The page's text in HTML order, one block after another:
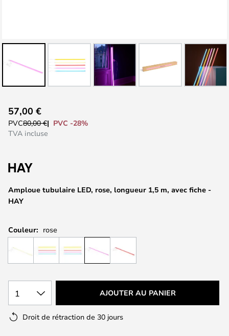
to
the
the
gallery
Amploue tubulaire LED, rose, longueur 1,5 m, avec fiche -
HAY
57,00 €
PVC80,00 €
PVC -28%
TVA incluse
Couleur: rose
1 AJOUTER AU PANIER
Droit de rétraction de 30 jours